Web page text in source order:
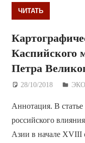
ЧИТАТЬ
Каспийского
Петра
28/10/2018
Аннотация. В
российского
Азии в начале XVIII